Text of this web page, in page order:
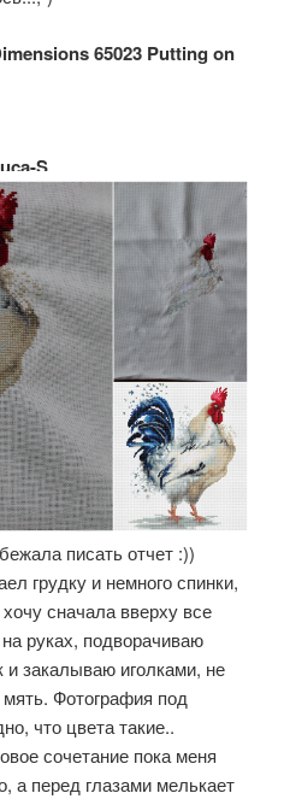
65023 Putting on
S
писать отчет :))
грудку и немного спинки,
сначала вверху все
руках, подворачиваю
закалываю иголками, не
Фотография под
что цвета такие..
сочетание пока меня
а перед глазами мелькает